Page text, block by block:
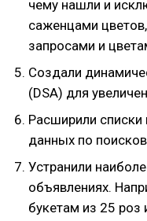
чему нашли и
саженцами
запросами и
Создали
(DSA) для
Расширили списки
данных по
Устранили
объявлениях.
букетам из 25 роз